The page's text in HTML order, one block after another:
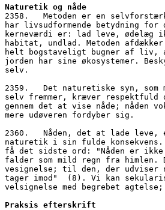
Naturetik og nåde
2358.   Metoden er en
har livsudformende betydning for
kerneværdi er: lad leve, ødelæg
habitat, undlad. Metoden
helt bogstaveligt bugner af liv,
jorden har sine økosystemer.
selv.
2359.   Det naturetiske syn, som
selv fremmer, kræver respektfuld
gennem det at vise nåde; nåden
mere udøveren fordyber sig.
2360.   Nåden, det at lade leve,
naturetik i sin fulde konsekvens.
få det sidste ord: "Nåden er ikke
falder som mild regn fra himlen.
vesignelse; til den, der udviser
tager imod"  (8). Vi kan
velsignelse med begrebet
Praksis efterskrift